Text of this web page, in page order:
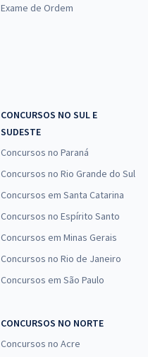
Exame de Ordem
CONCURSOS NO SUL E
SUDESTE
Concursos no Paraná
Concursos no Rio Grande do Sul
Concursos em Santa Catarina
Concursos no Espírito Santo
Concursos em Minas Gerais
Concursos no Rio de Janeiro
Concursos em São Paulo
CONCURSOS NO NORTE
Concursos no Acre